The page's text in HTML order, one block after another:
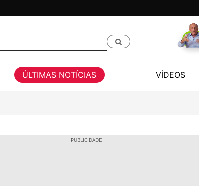
ÚLTIMAS NOTÍCIAS VÍDEOS